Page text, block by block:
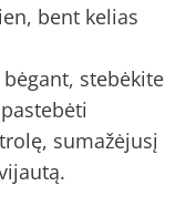
bent kelias
bėgant, stebėkite
sumažėjusį